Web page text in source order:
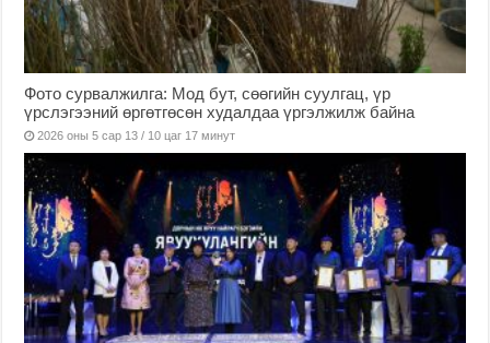
Фото сурвалжилга: Мод бут, сөөгийн суулгац, үр
үрслэгээний өргөтгөсөн худалдаа үргэлжилж байна
2026 оны 5 сар 13 / 10 цаг 17 минут